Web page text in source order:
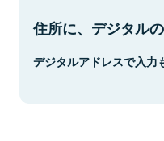
住所に、デジタルの
デジタルアドレスで入力